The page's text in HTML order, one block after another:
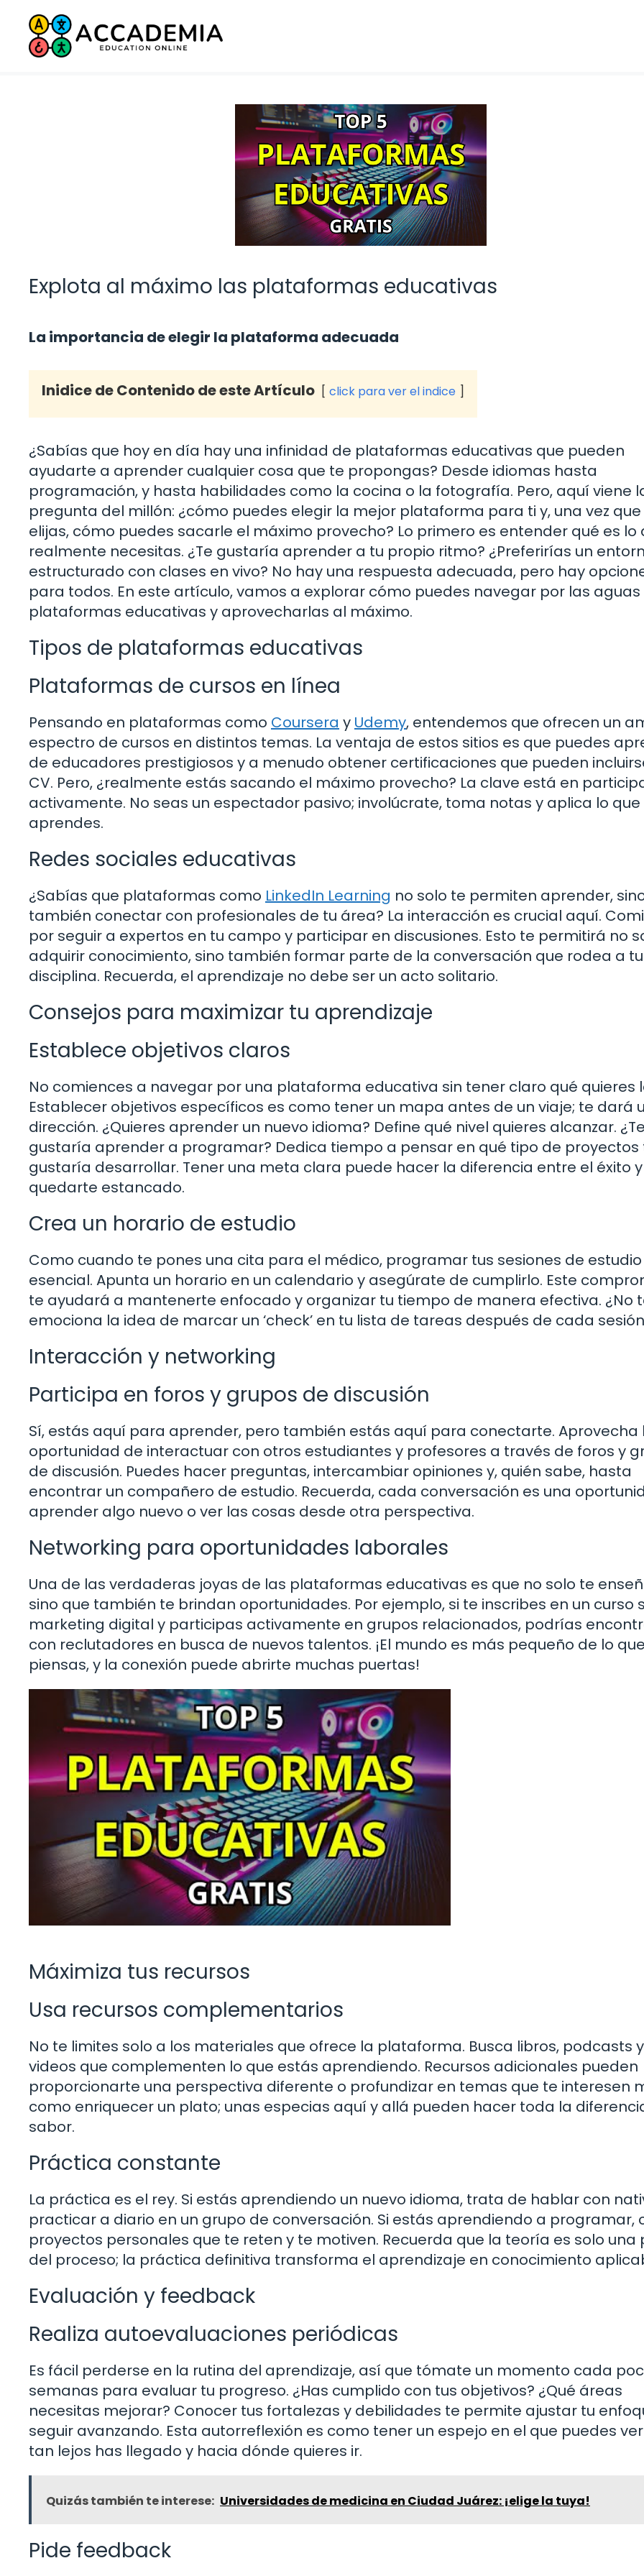
Saltar
contenido
Explota al máximo las plataformas educativas
La importancia de elegir la plataforma adecuada
Inidice de Contenido de este Artículo click para ver el indice
¿Sabías que hoy en día hay una infinidad de plataformas educativas que pueden
ayudarte a aprender cualquier cosa que te propongas? Desde idiomas hasta
programación, y hasta habilidades como la cocina o la fotografía. Pero, aquí viene
pregunta del millón: ¿cómo puedes elegir la mejor plataforma para ti y, una vez que
elijas, cómo puedes sacarle el máximo provecho? Lo primero es entender qué es lo
realmente necesitas. ¿Te gustaría aprender a tu propio ritmo? ¿Preferirías un
estructurado con clases en vivo? No hay una respuesta adecuada, pero hay
para todos. En este artículo, vamos a explorar cómo puedes navegar por las aguas
plataformas educativas y aprovecharlas al máximo.
Tipos de plataformas educativas
Plataformas de cursos en línea
Pensando en plataformas como Coursera y Udemy, entendemos que ofrecen un
espectro de cursos en distintos temas. La ventaja de estos sitios es que puedes
de educadores prestigiosos y a menudo obtener certificaciones que pueden
CV. Pero, ¿realmente estás sacando el máximo provecho? La clave está en
activamente. No seas un espectador pasivo; involúcrate, toma notas y aplica lo que
aprendes.
Redes sociales educativas
¿Sabías que plataformas como LinkedIn Learning no solo te permiten aprender,
también conectar con profesionales de tu área? La interacción es crucial aquí.
por seguir a expertos en tu campo y participar en discusiones. Esto te permitirá no
adquirir conocimiento, sino también formar parte de la conversación que rodea a tu
disciplina. Recuerda, el aprendizaje no debe ser un acto solitario.
Consejos para maximizar tu aprendizaje
Establece objetivos claros
No comiences a navegar por una plataforma educativa sin tener claro qué quieres
Establecer objetivos específicos es como tener un mapa antes de un viaje; te dará
dirección. ¿Quieres aprender un nuevo idioma? Define qué nivel quieres alcanzar. ¿Te
gustaría aprender a programar? Dedica tiempo a pensar en qué tipo de proyectos
gustaría desarrollar. Tener una meta clara puede hacer la diferencia entre el éxito y
quedarte estancado.
Crea un horario de estudio
Como cuando te pones una cita para el médico, programar tus sesiones de estudio
esencial. Apunta un horario en un calendario y asegúrate de cumplirlo. Este
te ayudará a mantenerte enfocado y organizar tu tiempo de manera efectiva. ¿No
emociona la idea de marcar un ‘check’ en tu lista de tareas después de cada
Interacción y networking
Participa en foros y grupos de discusión
Sí, estás aquí para aprender, pero también estás aquí para conectarte. Aprovecha
oportunidad de interactuar con otros estudiantes y profesores a través de foros y
de discusión. Puedes hacer preguntas, intercambiar opiniones y, quién sabe, hasta
encontrar un compañero de estudio. Recuerda, cada conversación es una
aprender algo nuevo o ver las cosas desde otra perspectiva.
Networking para oportunidades laborales
Una de las verdaderas joyas de las plataformas educativas es que no solo te
sino que también te brindan oportunidades. Por ejemplo, si te inscribes en un curso
marketing digital y participas activamente en grupos relacionados, podrías
con reclutadores en busca de nuevos talentos. ¡El mundo es más pequeño de lo que
piensas, y la conexión puede abrirte muchas puertas!
Máximiza tus recursos
Usa recursos complementarios
No te limites solo a los materiales que ofrece la plataforma. Busca libros, podcasts y
videos que complementen lo que estás aprendiendo. Recursos adicionales pueden
proporcionarte una perspectiva diferente o profundizar en temas que te interesen
como enriquecer un plato; unas especias aquí y allá pueden hacer toda la
sabor.
Práctica constante
La práctica es el rey. Si estás aprendiendo un nuevo idioma, trata de hablar con
practicar a diario en un grupo de conversación. Si estás aprendiendo a programar,
proyectos personales que te reten y te motiven. Recuerda que la teoría es solo una
del proceso; la práctica definitiva transforma el aprendizaje en conocimiento
Evaluación y feedback
Realiza autoevaluaciones periódicas
Es fácil perderse en la rutina del aprendizaje, así que tómate un momento cada
semanas para evaluar tu progreso. ¿Has cumplido con tus objetivos? ¿Qué áreas
necesitas mejorar? Conocer tus fortalezas y debilidades te permite ajustar tu
seguir avanzando. Esta autorreflexión es como tener un espejo en el que puedes
tan lejos has llegado y hacia dónde quieres ir.
Quizás también te interese: Universidades de medicina en Ciudad Juárez: ¡elige la tuya!
Pide feedback